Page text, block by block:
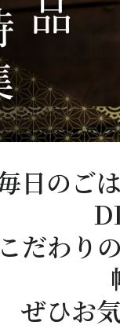
日のご
こだわり
ぜひお